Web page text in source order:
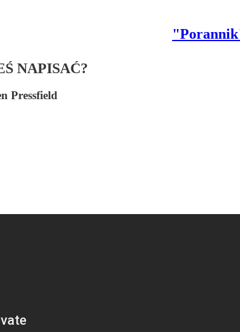
NAPISAĆ?
Pressfield